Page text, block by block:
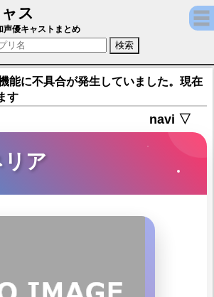
ス
ア（声優：茅原実里)【ガール・カ
声優キャストまとめ
能に不具合が発生していました。現在
す
navi ▽
リア